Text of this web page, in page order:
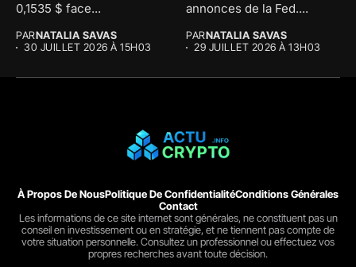
0,1535 $ face...
PARNATALIA SAVAS
30 JUILLET 2026 À 15H03
annonces de la Fed....
PARNATALIA SAVAS
29 JUILLET 2026 À 13H03
À Propos De NousPolitique De ConfidentialitéConditions Générales
Contact
Les informations de ce site internet sont générales, ne constituent pas un
conseil en investissement ou en stratégie, et ne tiennent pas compte de
votre situation personnelle. Consultez un professionnel ou effectuez vos
propres recherches avant toute décision.